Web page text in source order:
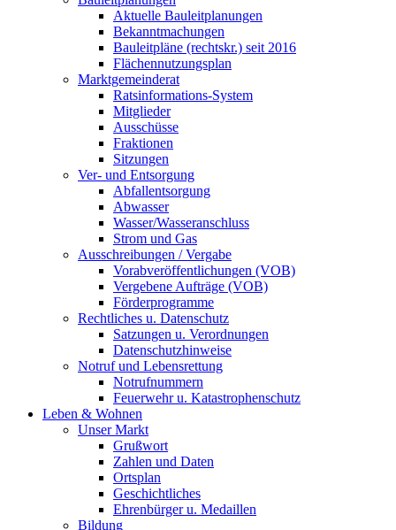
Aktuelle Bauleitplanungen
Bekanntmachungen
Bauleitpläne (rechtskr.) seit 2016
Flächennutzungsplan
Marktgemeinderat
Ratsinformations-System
Mitglieder
Ausschüsse
Fraktionen
Sitzungen
Ver- und Entsorgung
Abfallentsorgung
Abwasser
Wasser/Wasseranschluss
Strom und Gas
Ausschreibungen / Vergabe
Vorabveröffentlichungen (VOB)
Vergebene Aufträge (VOB)
Förderprogramme
Rechtliches u. Datenschutz
Satzungen u. Verordnungen
Datenschutzhinweise
Notruf und Lebensrettung
Notrufnummern
Feuerwehr u. Katastrophenschutz
Leben & Wohnen
Unser Markt
Grußwort
Zahlen und Daten
Ortsplan
Geschichtliches
Ehrenbürger u. Medaillen
Bildung